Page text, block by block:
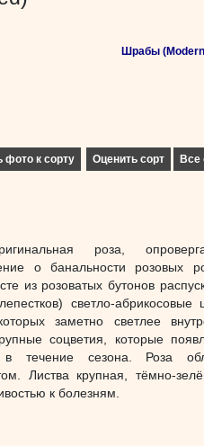
Шрабы
фото к сорту Оценить сорт Все
роза,
о банальности розовых
из розоватых бутонов
светло-абрикосовые
заметно светлее
соцветия, которые
в течение сезона. Роза
Листва крупная, тёмно-
к болезням.